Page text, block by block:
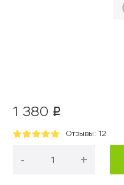
1 380 p
Отзывы: 12
- +